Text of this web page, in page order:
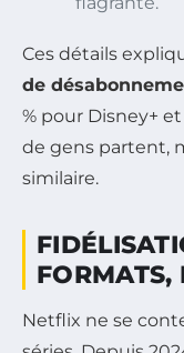
Ces détails
de
% pour Disney+
de gens partent,
similaire.
FORMATS,
Netflix ne se